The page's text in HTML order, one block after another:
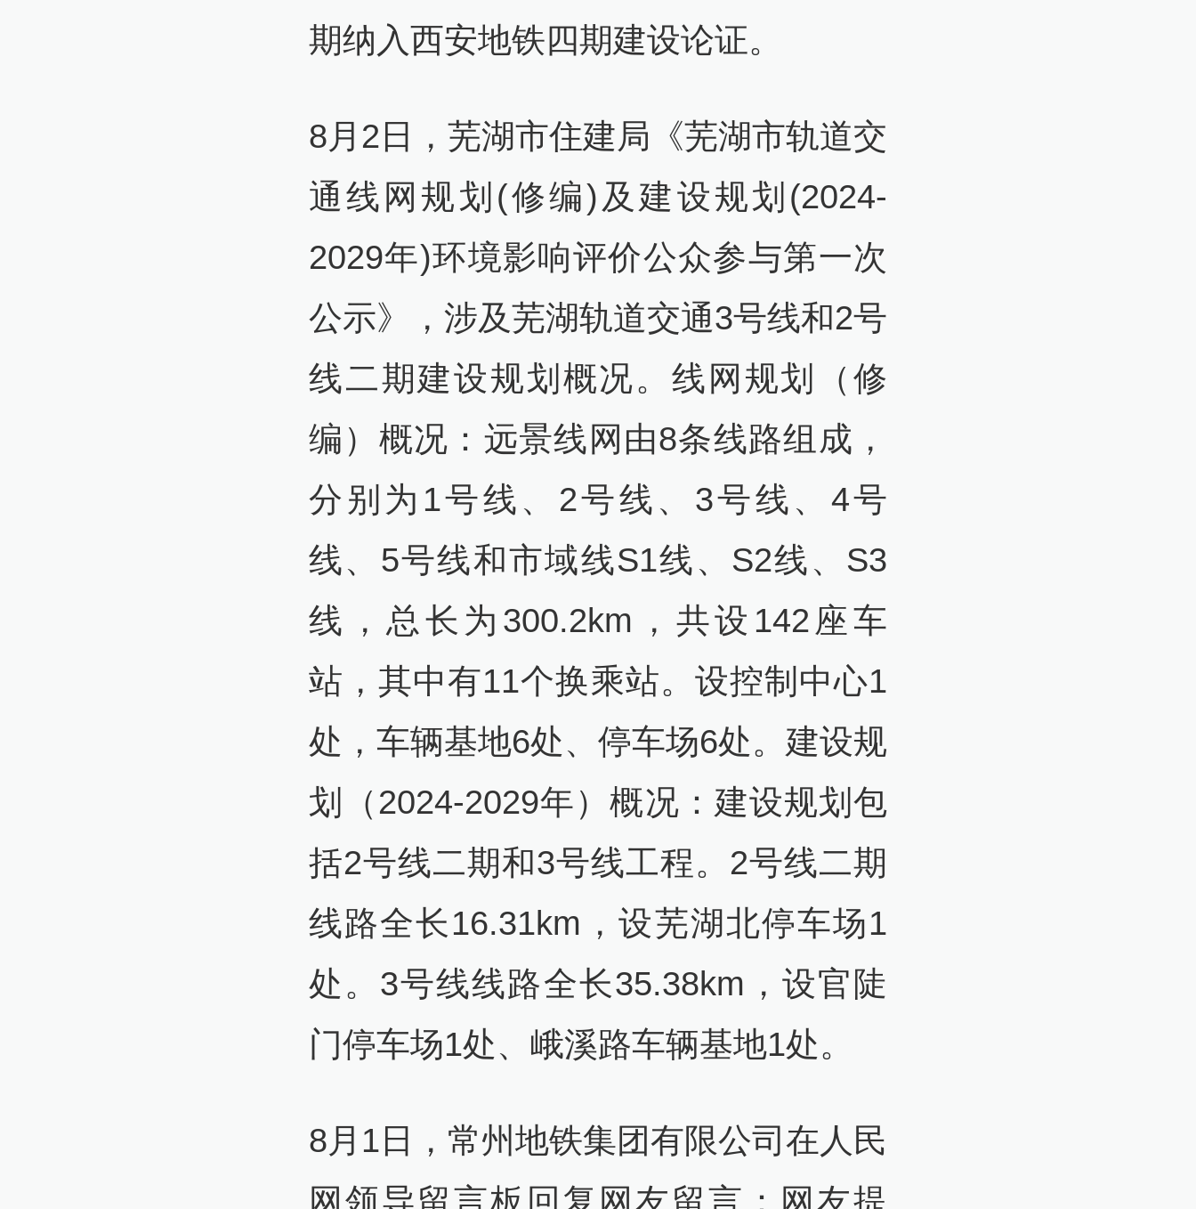
期纳入西安地铁四期建设论证。
8月2日，芜湖市住建局《芜湖市轨道交
通线网规划(修编)及建设规划(2024-
2029年)环境影响评价公众参与第一次
公示》，涉及芜湖轨道交通3号线和2号
线二期建设规划概况。线网规划（修
编）概况：远景线网由8条线路组成，
分别为1号线、2号线、3号线、4号
线、5号线和市域线S1线、S2线、S3
线，总长为300.2km，共设142座车
站，其中有11个换乘站。设控制中心1
处，车辆基地6处、停车场6处。建设规
划（2024-2029年）概况：建设规划包
括2号线二期和3号线工程。2号线二期
线路全长16.31km，设芜湖北停车场1
处。3号线线路全长35.38km，设官陡
门停车场1处、峨溪路车辆基地1处。
8月1日，常州地铁集团有限公司在人民
网领导留言板回复网友留言：网友提